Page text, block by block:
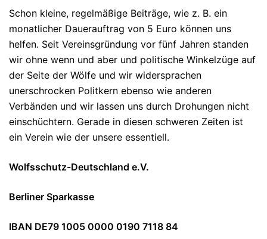
Schon kleine, regelmäßige Beiträge, wie z. B. ein
monatlicher Dauerauftrag von 5 Euro können uns
helfen. Seit Vereinsgründung vor fünf Jahren standen
wir ohne wenn und aber und politische Winkelzüge auf
der Seite der Wölfe und wir widersprachen
unerschrocken Politkern ebenso wie anderen
Verbänden und wir lassen uns durch Drohungen nicht
einschüchtern. Gerade in diesen schweren Zeiten ist
ein Verein wie der unsere essentiell.
Wolfsschutz-Deutschland e.V.
Berliner Sparkasse
IBAN DE79 1005 0000 0190 7118 84